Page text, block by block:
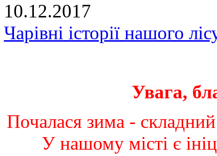
10.12.2017
Чарівні історії нашого
Увага,
Почалася зима -
У нашому місті є